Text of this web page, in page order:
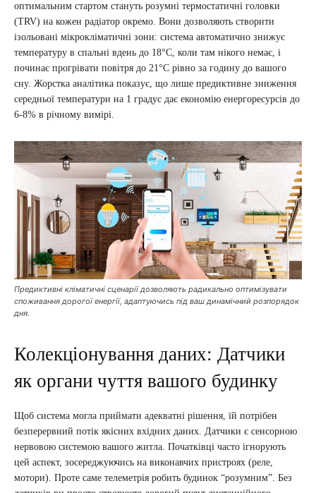
оптимальним стартом стануть розумні термостатичні головки
(TRV) на кожен радіатор окремо. Вони дозволяють створити
ізольовані мікрокліматичні зони: система автоматично знижує
температуру в спальні вдень до 18°C, коли там нікого немає, і
починає прогрівати повітря до 21°C рівно за годину до вашого
сну. Жорстка аналітика показує, що лише предиктивне зниження
середньої температури на 1 градус дає економію енергоресурсів до
6-8% в річному вимірі.
Предиктивні кліматичні сценарії дозволяють радикально оптимізувати
споживання дорогої енергії, адаптуючись під ваш динамічний розпорядок
дня.
Колекціонування даних: Датчики
як органи чуття вашого будинку
Щоб система могла приймати адекватні рішення, їй потрібен
безперервний потік якісних вхідних даних. Датчики є сенсорною
нервовою системою вашого житла. Початківці часто ігнорують
цей аспект, зосереджуючись на виконавчих пристроях (реле,
мотори). Проте саме телеметрія робить будинок “розумним”. Без